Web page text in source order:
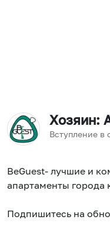
Хозяин:
Вступление в
BeGuest- лучшие и
апартаменты города
Подпишитесь на